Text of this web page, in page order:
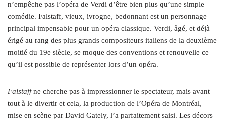
n’empêche pas l’opéra de Verdi d’être bien plus qu’une simple
comédie. Falstaff, vieux, ivrogne, bedonnant est un personnage
principal impensable pour un opéra classique. Verdi, âgé, et déjà
érigé au rang des plus grands compositeurs italiens de la deuxième
moitié du 19e siècle, se moque des conventions et renouvelle ce
qu’il est possible de représenter lors d’un opéra.
Falstaffne cherche pas à impressionner le spectateur, mais avant
tout à le divertir et cela, la production de l’Opéra de Montréal,
mise en scène par David Gately, l’a parfaitement saisi. Les décors